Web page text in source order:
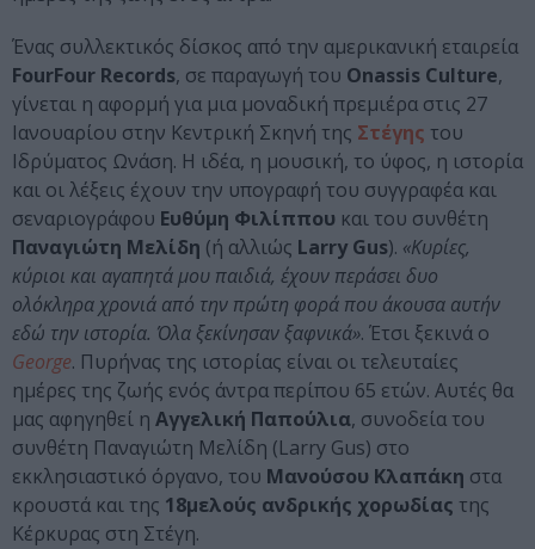
Ένας συλλεκτικός δίσκος από την αμερικανική εταιρεία
FourFour Records, σε παραγωγή του Onassis Culture,
γίνεται η αφορμή για μια μοναδική πρεμιέρα στις 27
Ιανουαρίου στην Κεντρική Σκηνή της Στέγης του
Ιδρύματος Ωνάση. Η ιδέα, η μουσική, το ύφος, η ιστορία
και οι λέξεις έχουν την υπογραφή του συγγραφέα και
σεναριογράφου Ευθύμη Φιλίππου και του συνθέτη
Παναγιώτη Μελίδη (ή αλλιώς Larry Gus). «Κυρίες,
κύριοι και αγαπητά μου παιδιά, έχουν περάσει δυο
ολόκληρα χρονιά από την πρώτη φορά που άκουσα αυτήν
εδώ την ιστορία. Όλα ξεκίνησαν ξαφνικά». Έτσι ξεκινά ο
George. Πυρήνας της ιστορίας είναι οι τελευταίες
ημέρες της ζωής ενός άντρα περίπου 65 ετών. Αυτές θα
μας αφηγηθεί η Αγγελική Παπούλια, συνοδεία του
συνθέτη Παναγιώτη Μελίδη (Larry Gus) στο
εκκλησιαστικό όργανο, του Μανούσου Κλαπάκη στα
κρουστά και της 18μελούς ανδρικής χορωδίας της
Κέρκυρας στη Στέγη.